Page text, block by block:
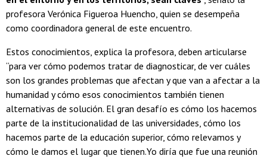
profesora Verónica Figueroa Huencho, quien se desempeña
como coordinadora general de este encuentro.
Estos conocimientos, explica la profesora, deben articularse
“para ver cómo podemos tratar de diagnosticar, de ver cuáles
son los grandes problemas que afectan y que van a afectar a la
humanidad y cómo esos conocimientos también tienen
alternativas de solución. El gran desafío es cómo los hacemos
parte de la institucionalidad de las universidades, cómo los
hacemos parte de la educación superior, cómo relevamos y
cómo le damos el lugar que tienen.Yo diría que fue una reunión